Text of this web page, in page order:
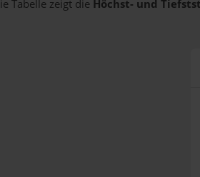
Tabelle zeigt die Höchst- und